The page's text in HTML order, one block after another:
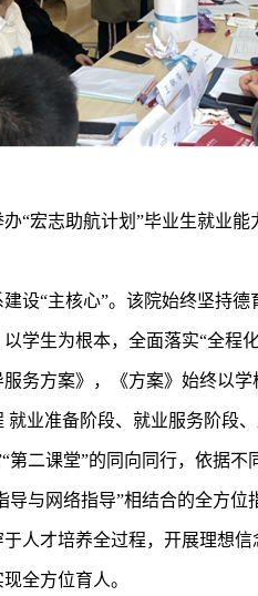
助航计划”毕业生就业能
主核心”。该院始终坚持德
学生为根本，全面落实“全程
务方案》，《方案》始终以
就业准备阶段、就业服务阶段
第二课堂”的同向同行，依据
导与网络指导”相结合的全方
人才培养全过程，开展理想
全方位育人。